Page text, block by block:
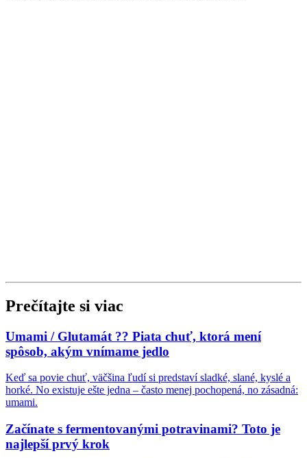
Prečítajte si viac
Umami / Glutamát ?? Piata chuť, ktorá mení
spôsob, akým vnímame jedlo
Keď sa povie chuť, väčšina ľudí si predstaví sladké, slané, kyslé a
horké. No existuje ešte jedna – často menej pochopená, no zásadná:
umami.
Začínate s fermentovanými potravinami? Toto je
najlepší prvý krok